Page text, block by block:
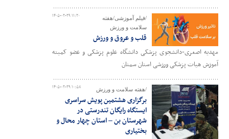
۱۴۰۵-۰۲-۲۹ ۱۱:۲۰
/فیلم آموزشی/هفته
سلامت و ورزش
قلب و عروق و ورزش
مهدیه اصغری-دانشجوی پزشکی دانشگاه علوم پزشکی و عضو کمیته
آموزش هیات پزشکی ورزشی استان سمنان
۱۴۰۵-۰۲-۲۹ ۱۰:۵۸ /هفته سلامت و ورزش
برگزاری هشتمین پویش سراسری
ایستگاه رایگان تندرستی در
شهرستان بن – استان چهار محال و
بختیاری